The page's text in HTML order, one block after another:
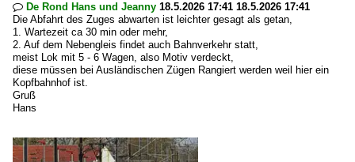
 De Rond Hans und Jeanny 18.5.2026 17:41 18.5.2026 17:41
Die Abfahrt des Zuges abwarten ist leichter gesagt als getan,
1. Wartezeit ca 30 min oder mehr,
2. Auf dem Nebengleis findet auch Bahnverkehr statt,
meist Lok mit 5 - 6 Wagen, also Motiv verdeckt,
diese müssen bei Ausländischen Zügen Rangiert werden weil hier ein
Kopfbahnhof ist.
Gruß
Hans